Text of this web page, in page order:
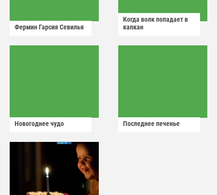
Фермин Гарсия Севилья
Когда волк попадает в
капкан
Новогоднее чудо Последнее печенье